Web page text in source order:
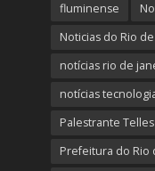
fluminense
Noticias do Rio
notícias rio de
notícias
Palestrante
Prefeitura do Rio